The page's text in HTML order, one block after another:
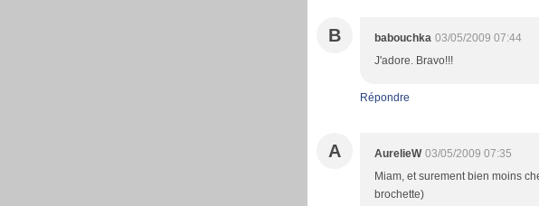
B babouchka 03/05/2009 07:44
J'adore. Bravo!!!
Répondre
A AurelieW 03/05/2009 07:35
Miam, et surement bien moins
brochette)